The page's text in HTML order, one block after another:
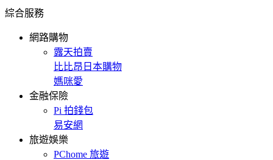
綜合服務
網路購物
露天拍賣
比比昂日本購物
媽咪愛
金融保險
Pi 拍錢包
易安網
旅遊娛樂
PChome 旅遊